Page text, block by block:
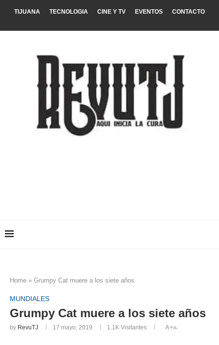
TIJUANA TECNOLOGIA CINE Y TV EVENTOS CONTACTO
Home » Grumpy Cat muere a los siete años
MUNDIALES
Grumpy Cat muere a los siete años
by RevuTJ 17 mayo, 2019 1.1K Visitantes A+A-